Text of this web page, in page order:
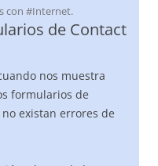
con #Internet.
de Contact
nos muestra
formularios de
existan errores de